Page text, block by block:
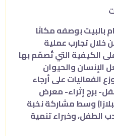
بوصفه مكانًا
خلال تجارب عملية
الكيفية التي تُصمّم بها
والحيوان
الفعاليات على أرجاء
برج إثراء- معرض
وسط مشاركة نخبة
وخبراء تنمية